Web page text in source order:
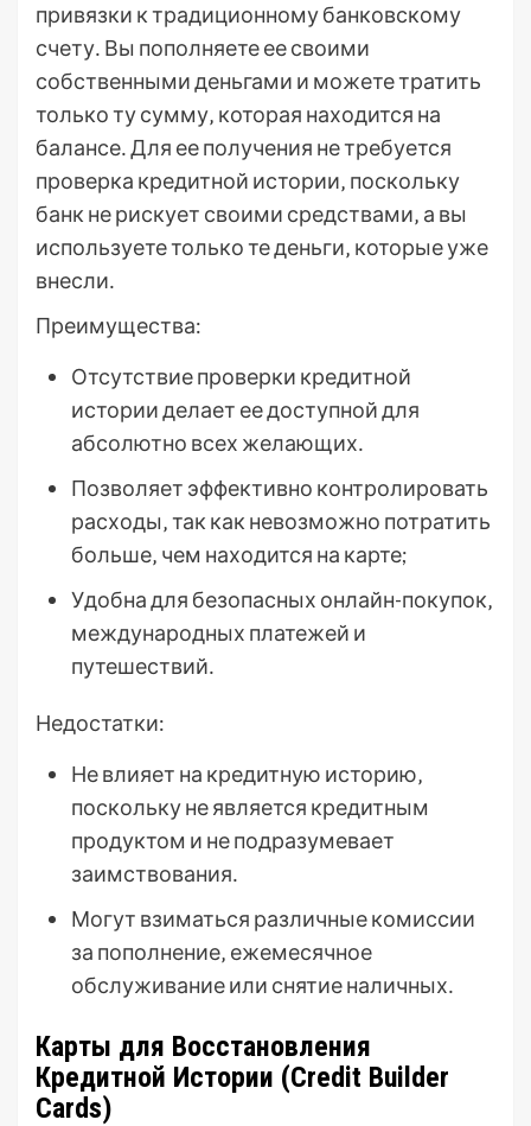
привязки к традиционному банковскому
счету․ Вы пополняете ее своими
собственными деньгами и можете тратить
только ту сумму‚ которая находится на
балансе․ Для ее получения не требуется
проверка кредитной истории‚ поскольку
банк не рискует своими средствами‚ а вы
используете только те деньги‚ которые уже
внесли․
Преимущества:
Отсутствие проверки кредитной
истории делает ее доступной для
абсолютно всех желающих․
Позволяет эффективно контролировать
расходы‚ так как невозможно потратить
больше‚ чем находится на карте;
Удобна для безопасных онлайн-покупок‚
международных платежей и
путешествий․
Недостатки:
Не влияет на кредитную историю‚
поскольку не является кредитным
продуктом и не подразумевает
заимствования․
Могут взиматься различные комиссии
за пополнение‚ ежемесячное
обслуживание или снятие наличных․
Карты для Восстановления
Кредитной Истории (Credit Builder
Cards)